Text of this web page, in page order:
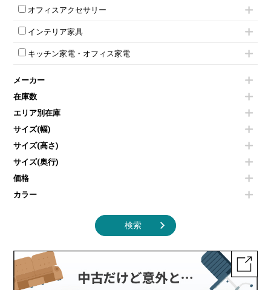
ダイヤル錠ロッカー
ワードローブ・クローゼット
会議テーブルW1800～
平行スタックテーブル
会議テーブルその他
ミーティングチェアその他
パーテーションその他
壁掛けホワイトボード
ホワイトボードその他
電話機（ビジネスフォン）
シュレッダー
スクリーン
その他OA機器
オフィスアクセサリー
チェア用台車
演台・講演台・演説台
防音パネル
コートハンガー・ポールハンガー
傘立て
食器棚・キッチンキャビネット
カタログスタンド
オフィスアクセサリーその他
インテリア家具
モールドチェア
ダイニングチェア
カウンターテーブル
センターテーブル・サイドテーブル
ベンチ・スツール
ソファ
シェルフ
ダストボックス（ゴミ箱）
インテリア家具その他
キッチン家電・オフィス家電
冷蔵庫・洗濯機
空気清浄機・加湿器
液晶テレビ・モニター類
エアコン
照明機器
掃除機
季節家電
メーカー
在庫数
エリア別在庫
サイズ(幅)
サイズ(高さ)
サイズ(奥行)
価格
カラー
検索